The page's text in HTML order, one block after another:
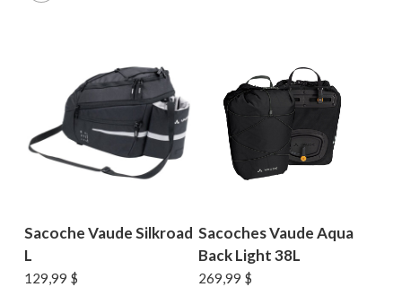
Sacoche Vaude Silkroad
L
129,99 $
Sacoches Vaude Aqua
Back Light 38L
269,99 $